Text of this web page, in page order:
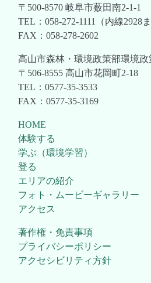
〒500-8570 岐阜市薮田南2-1-1
TEL：058-272-1111（内線2928
FAX：058-278-2602
高山市森林・環境政策部環境政
〒506-8555 高山市花岡町2-18
TEL：0577-35-3533
FAX：0577-35-3169
HOME
体験する
学ぶ（環境学習）
登る
エリアの紹介
フォト・ムービーギャラリー
アクセス
著作権・免責事項
プライバシーポリシー
アクセシビリティ方針